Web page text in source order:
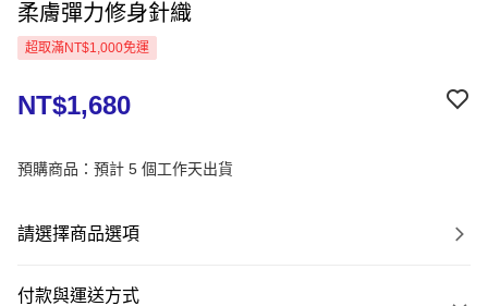
柔膚彈力修身針織
超取滿NT$1,000免運
NT$1,680
預購商品：預計 5 個工作天出貨
請選擇商品選項
付款與運送方式